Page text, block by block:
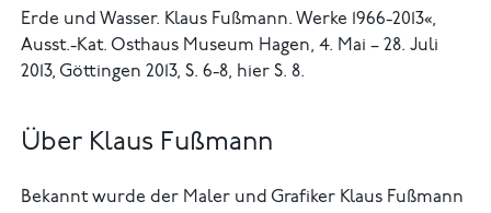
Erde und Wasser. Klaus Fußmann. Werke 1966-2013«,
Ausst.-Kat. Osthaus Museum Hagen, 4. Mai – 28. Juli
2013, Göttingen 2013, S. 6-8, hier S. 8.
Über Klaus Fußmann
Bekannt wurde der Maler und Grafiker Klaus Fußmann